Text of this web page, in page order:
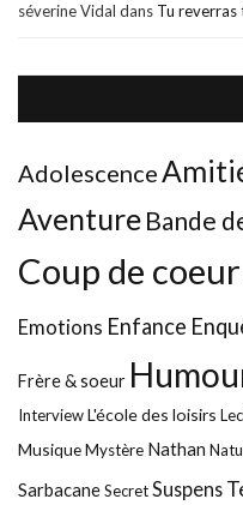
séverine Vidal dans Tu reverras
Adolescence
Aventure Bande
Coup de coeur
Emotions Enfance
Frère & soeur
InterviewL'école des loisirs
MusiqueMystère Nathan
SarbacaneSecretSuspens